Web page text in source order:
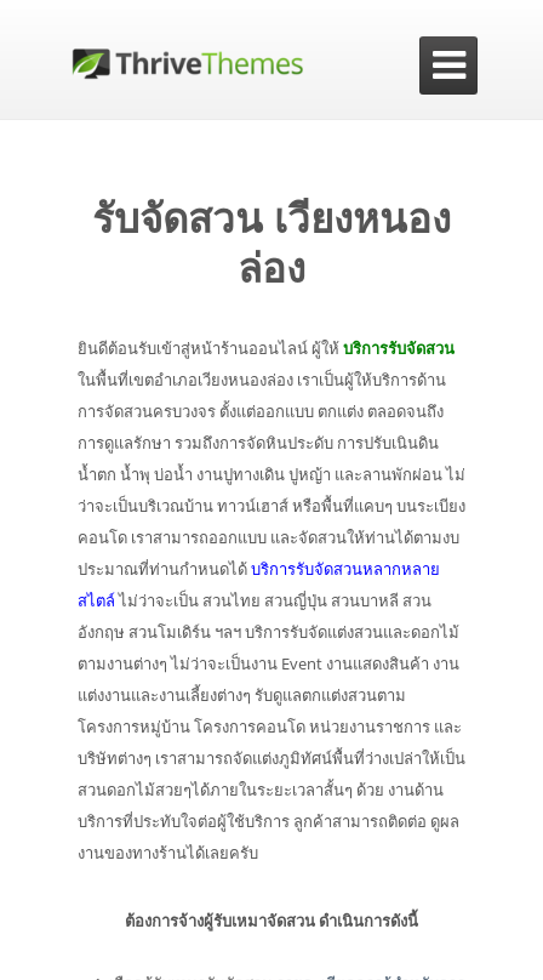

รับจัดสวน เวียงหนอง
ล่อง
ยินดีต้อนรับเข้าสู่หน้าร้านออนไลน์ ผู้ให้บริการรับจัดสวน
ในพื้นที่เขตอำเภอเวียงหนองล่อง เราเป็นผู้ให้บริการด้าน
การจัดสวนครบวงจร ตั้งแต่ออกแบบ ตกแต่ง ตลอดจนถึง
การดูแลรักษา รวมถึงการจัดหินประดับ การปรับเนินดิน
น้ำตก น้ำพุ บ่อน้ำ งานปูทางเดิน ปูหญ้า และลานพักผ่อน ไม่
ว่าจะเป็นบริเวณบ้าน ทาวน์เฮาส์ หรือพื้นที่แคบๆ บนระเบียง
คอนโด เราสามารถออกแบบ และจัดสวนให้ท่านได้ตามงบ
ประมาณที่ท่านกำหนดได้บริการรับจัดสวนหลากหลาย
สไตล์ไม่ว่าจะเป็น สวนไทย สวนญี่ปุ่น สวนบาหลี สวน
อังกฤษ สวนโมเดิร์น ฯลฯ บริการรับจัดแต่งสวนและดอกไม้
ตามงานต่างๆ ไม่ว่าจะเป็นงาน Event งานแสดงสินค้า งาน
แต่งงานและงานเลี้ยงต่างๆ รับดูแลตกแต่งสวนตาม
โครงการหมู่บ้าน โครงการคอนโด หน่วยงานราชการ และ
บริษัทต่างๆ เราสามารถจัดแต่งภูมิทัศน์พื้นที่ว่างเปล่าให้เป็น
สวนดอกไม้สวยๆได้ภายในระยะเวลาสั้นๆ ด้วย งานด้าน
บริการที่ประทับใจต่อผู้ใช้บริการ ลูกค้าสามารถติดต่อ ดูผล
งานของทางร้านได้เลยครับ
ต้องการจ้างผู้รับเหมาจัดสวน ดำเนินการดังนี้